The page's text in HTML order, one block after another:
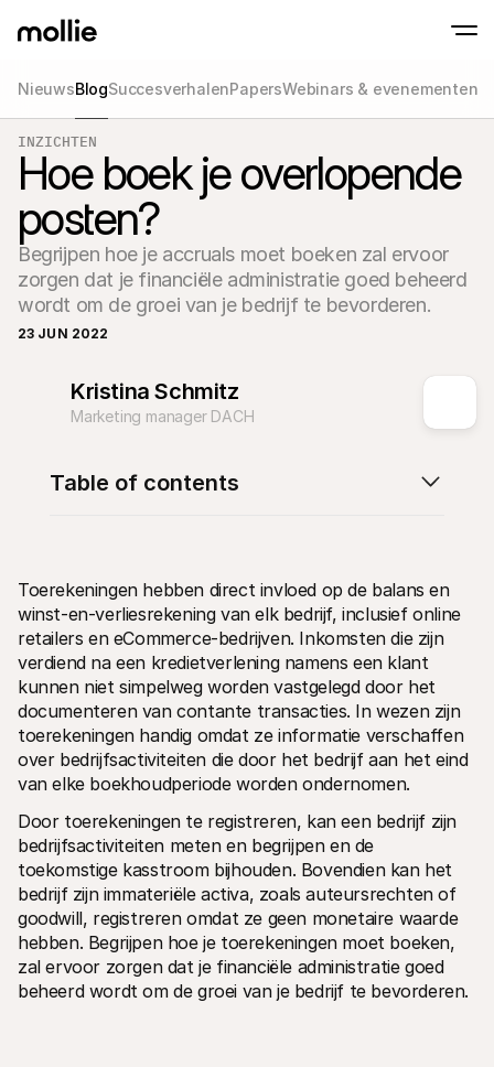
Tap to Pay op iPhone
Accepteer contactloze betalingen op je
Meer weten
Online betalingen
Ontvang en beheer
betalingen
en andere apparaten
Checkout
Optimaliseer je
meer conversie
Acceptance & Risk
Technische documentatie
Portaal voor developers
Ontdek documentatie en updates voor developers
Libraries
Integreer Mollie met kant-en-klare pakketten
Discord community
Word lid van onze developer community Blij
Over Mollie
Bekijk onze tarieven
Over ons
Maak kennis met ons verhaal en
onze waarden
Nieuws
Het laatste nieuws over Mollie
Vacatures
Kom werken bij Mollie. Ontdek de
vacatures!
Contact
Voor consumenten
NieuwsBlogSuccesverhalenPapersWebinars & evenementen
INZICHTEN
Hoe boek je overlopende
posten?
Begrijpen hoe je accruals moet boeken zal ervoor
zorgen dat je financiële administratie goed beheerd
wordt om de groei van je bedrijf te bevorderen.
23 JUN 2022
Kristina Schmitz
Marketing manager DACH
Toerekeningen hebben direct invloed op de balans en
winst-en-verliesrekening van elk bedrijf, inclusief online
retailers en eCommerce-bedrijven. Inkomsten die zijn
verdiend na een kredietverlening namens een klant
kunnen niet simpelweg worden vastgelegd door het
documenteren van contante transacties. In wezen zijn
toerekeningen handig omdat ze informatie verschaffen
over bedrijfsactiviteiten die door het bedrijf aan het eind
van elke boekhoudperiode worden ondernomen.
Door toerekeningen te registreren, kan een bedrijf zijn
bedrijfsactiviteiten meten en begrijpen en de
toekomstige kasstroom bijhouden. Bovendien kan het
bedrijf zijn immateriële activa, zoals auteursrechten of
goodwill, registreren omdat ze geen monetaire waarde
hebben. Begrijpen hoe je toerekeningen moet boeken,
zal ervoor zorgen dat je financiële administratie goed
beheerd wordt om de groei van je bedrijf te bevorderen.
Table of contents